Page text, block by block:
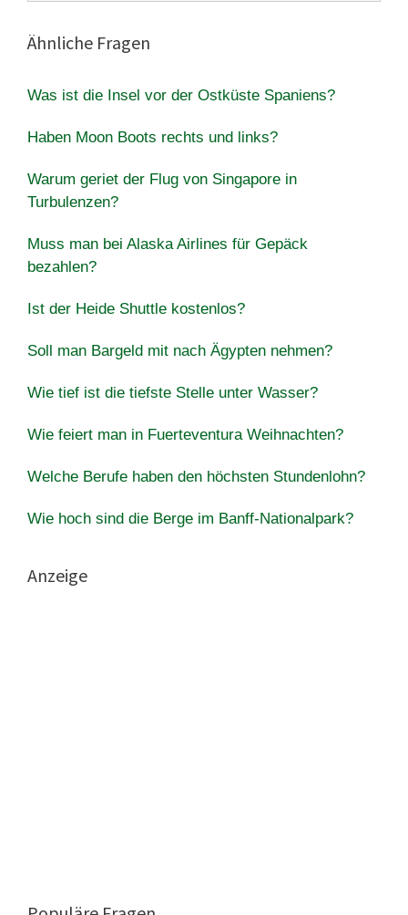
Ähnliche Fragen
Was ist die Insel vor der Ostküste Spaniens?
Haben Moon Boots rechts und links?
Warum geriet der Flug von Singapore in
Turbulenzen?
Muss man bei Alaska Airlines für Gepäck
bezahlen?
Ist der Heide Shuttle kostenlos?
Soll man Bargeld mit nach Ägypten nehmen?
Wie tief ist die tiefste Stelle unter Wasser?
Wie feiert man in Fuerteventura Weihnachten?
Welche Berufe haben den höchsten Stundenlohn?
Wie hoch sind die Berge im Banff-Nationalpark?
Anzeige